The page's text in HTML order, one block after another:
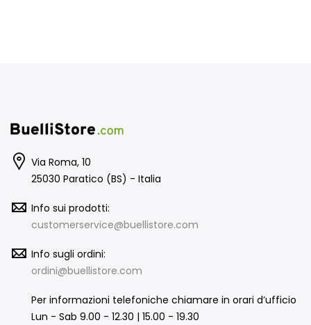
Via Roma, 10
25030 Paratico (BS) - Italia
Info sui prodotti:
customerservice@buellistore.com
Info sugli ordini:
ordini@buellistore.com
Per informazioni telefoniche chiamare in orari d’ufficio
Lun - Sab 9.00 - 12.30 | 15.00 - 19.30